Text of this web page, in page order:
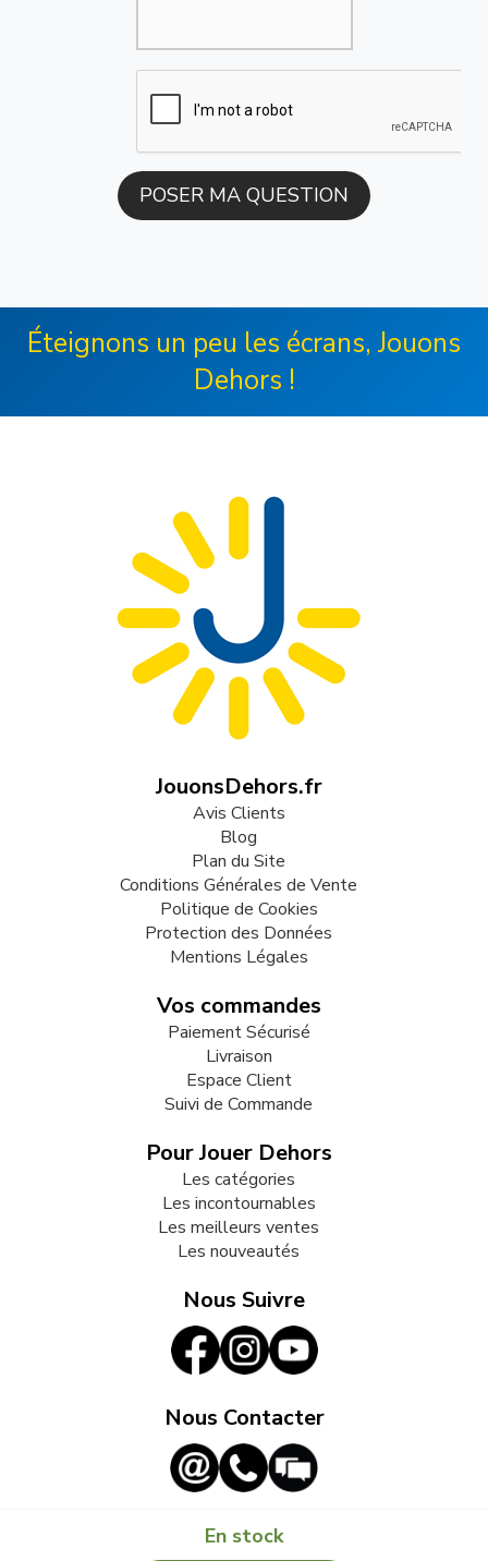
En stock
Éteignons un peu les écrans, Jouons
Dehors !
JouonsDehors.fr
Avis Clients
Blog
Plan du Site
Conditions Générales de Vente
Politique de Cookies
Protection des Données
Mentions Légales
Vos commandes
Paiement Sécurisé
Livraison
Espace Client
Suivi de Commande
Pour Jouer Dehors
Les catégories
Les incontournables
Les meilleurs ventes
Les nouveautés
Nous Suivre
Nous Contacter